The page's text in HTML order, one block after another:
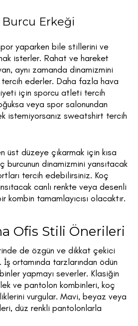
Burcu Erkeği
yaparken bile stillerini ve
isterler. Rahat ve hareket
aynı zamanda dinamizmini
tercih ederler. Daha fazla hava
için sporcu atleti tercih
veya spor salonundan
istemiyorsanız sweatshirt tercih
üst düzeye çıkarmak için kısa
burcunun dinamizmini yansıtacak
tercih edebilirsiniz. Koç
canlı renkte veya desenli
kombin tamamlayıcısı olacaktır.
Ofis Stili Önerileri
de özgün ve dikkat çekici
ortamında tarzlarından ödün
yapmayı severler. Klasiğin
ve pantolon kombinleri, koç
vurgular. Mavi, beyaz veya
düz renkli pantolonlarla